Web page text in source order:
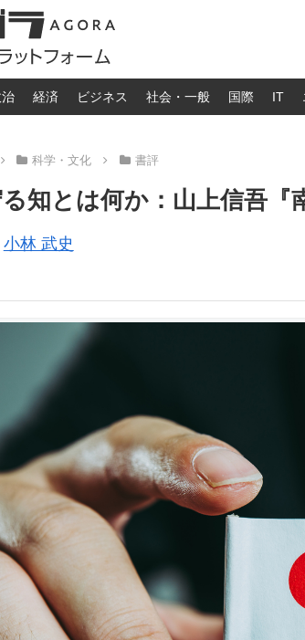
経済 ビジネス 社会・一般 国際 IT
科学・文化 書評
知とは何か：山上信吾『
小林 武史